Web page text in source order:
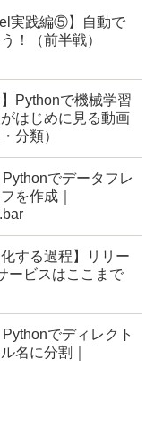
実践編⑤】自動で
！（前半戦）
】Pythonで機械学習
はじめに見る動画
分類）
Pythonでデータフレ
を作成｜
化する過程】リリー
ービスはここまで
Pythonでディレクト
名に分割｜